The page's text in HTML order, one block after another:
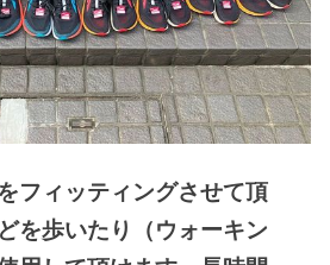
フィッティングさせて頂
を歩いたり（ウォーキン